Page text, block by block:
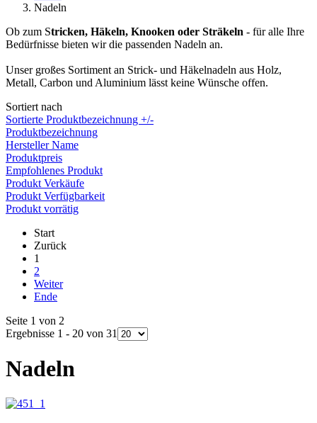
Nadeln
Ob zum Stricken, Häkeln, Knooken oder Sträkeln - für alle Ihre
Bedürfnisse bieten wir die passenden Nadeln an.
Unser großes Sortiment an Strick- und Häkelnadeln aus Holz,
Metall, Carbon und Aluminium lässt keine Wünsche offen.
Sortiert nach
Sortierte Produktbezeichnung +/-
Produktbezeichnung
Hersteller Name
Produktpreis
Empfohlenes Produkt
Produkt Verkäufe
Produkt Verfügbarkeit
Produkt vorrätig
Start
Zurück
1
2
Weiter
Ende
Seite 1 von 2
Ergebnisse 1 - 20 von 31
Nadeln